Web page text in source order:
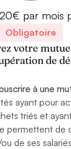
par mois
Obligatoire
votre
de
à une
ayant pour
triés et
permettent de
de ses